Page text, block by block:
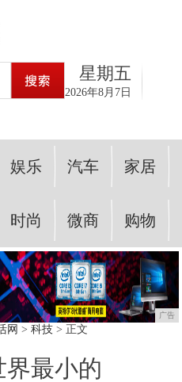
星期五
2026年8月7日
娱乐 汽车 家居
时尚 微商 购物
广告
网 > 科技> 正文
最小的